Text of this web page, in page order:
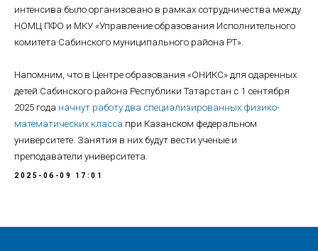
интенсива было организовано в рамках сотрудничества между
НОМЦ ПФО и МКУ «Управление образования Исполнительного
комитета Сабинского муниципального района РТ».
Напомним, что в Центре образования «ОНИКС» для одаренных
детей Сабинского района Республики Татарстан с 1 сентября
2025 года начнут работу два специализированных физико-
математических класса при Казанском федеральном
университете. Занятия в них будут вести ученые и
преподаватели университета.
2025-06-09 17:01